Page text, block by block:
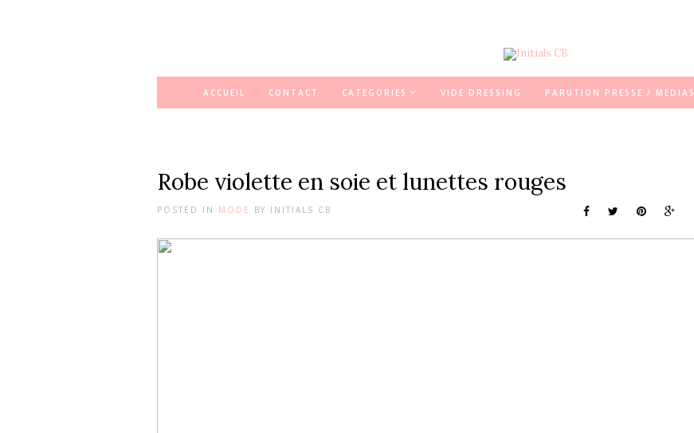
ACCUEIL CONTACT CATEGORIES VIDE DRESSING PARUTION PRESSE / MEDIAS
Robe violette en soie et lunettes rouges
POSTED IN MODE BY INITIALS CB